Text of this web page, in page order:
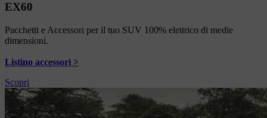
EX60
Pacchetti e Accessori per il tuo SUV 100% elettrico di medie
dimensioni.
Listino accessori >
Scopri